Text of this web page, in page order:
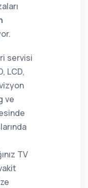
servisi
LCD,
ve
TV